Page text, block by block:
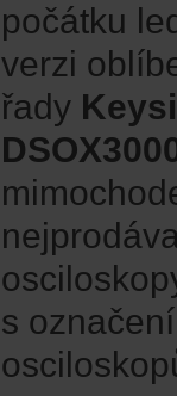
počátku
verzi
řady
s